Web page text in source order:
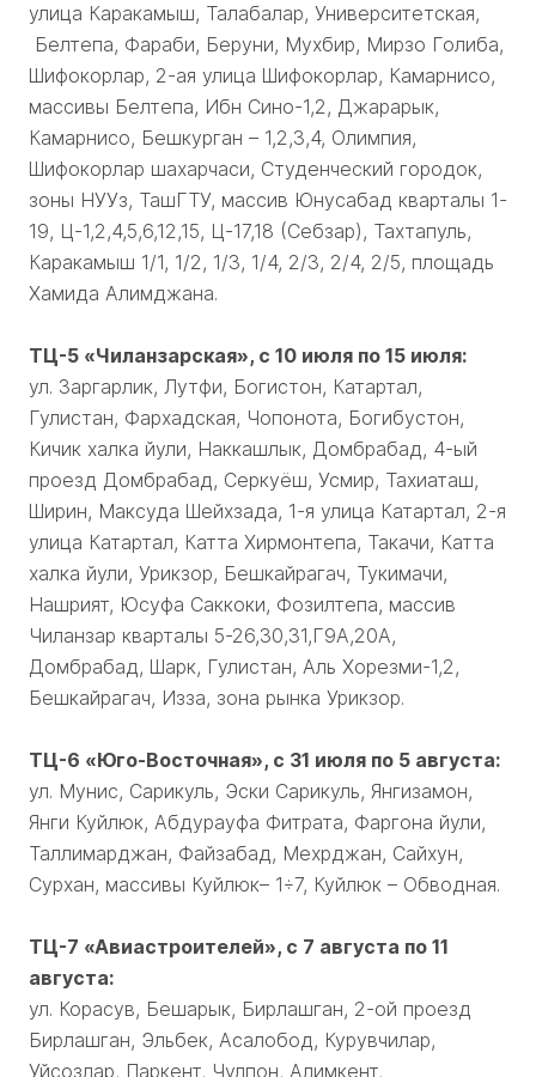
улица Каракамыш, Талабалар, Университетская,
Белтепа, Фараби, Беруни, Мухбир, Мирзо Голиба,
Шифокорлар, 2-ая улица Шифокорлар, Камарнисо,
массивы Белтепа, Ибн Сино-1,2, Джарарык,
Камарнисо, Бешкурган – 1,2,3,4, Олимпия,
Шифокорлар шахарчаси, Студенческий городок,
зоны НУУз, ТашГТУ, массив Юнусабад кварталы 1-
19, Ц-1,2,4,5,6,12,15, Ц-17,18 (Себзар), Тахтапуль,
Каракамыш 1/1, 1/2, 1/3, 1/4, 2/3, 2/4, 2/5, площадь
Хамида Алимджана.
ТЦ-5 «Чиланзарская», с 10 июля по 15 июля:
ул. Заргарлик, Лутфи, Богистон, Катартал,
Гулистан, Фархадская, Чопонота, Богибустон,
Кичик халка йули, Наккашлык, Домбрабад, 4-ый
проезд Домбрабад, Серкуёш, Усмир, Тахиаташ,
Ширин, Максуда Шейхзада, 1-я улица Катартал, 2-я
улица Катартал, Катта Хирмонтепа, Такачи, Катта
халка йули, Урикзор, Бешкайрагач, Тукимачи,
Нашрият, Юсуфа Саккоки, Фозилтепа, массив
Чиланзар кварталы 5-26,30,31,Г9А,20А,
Домбрабад, Шарк, Гулистан, Аль Хорезми-1,2,
Бешкайрагач, Изза, зона рынка Урикзор.
ТЦ-6 «Юго-Восточная», с 31 июля по 5 августа:
ул. Мунис, Сарикуль, Эски Сарикуль, Янгизамон,
Янги Куйлюк, Абдурауфа Фитрата, Фаргона йули,
Таллимарджан, Файзабад, Мехрджан, Сайхун,
Сурхан, массивы Куйлюк– 1÷7, Куйлюк – Обводная.
ТЦ-7 «Авиастроителей», с 7 августа по 11
августа:
ул. Корасув, Бешарык, Бирлашган, 2-ой проезд
Бирлашган, Эльбек, Асалобод, Курувчилар,
Уйсозлар, Паркент, Чулпон, Алимкент,